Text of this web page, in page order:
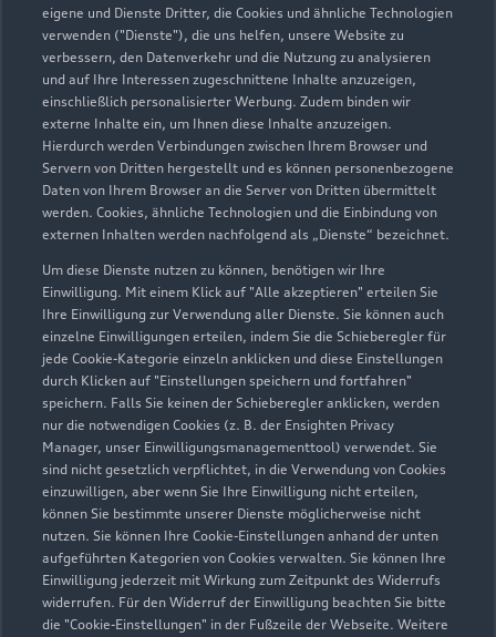
eigene und Dienste Dritter, die Cookies und ähnliche Technologien
verwenden ("Dienste"), die uns helfen, unsere Website zu
verbessern, den Datenverkehr und die Nutzung zu analysieren
und auf Ihre Interessen zugeschnittene Inhalte anzuzeigen,
einschließlich personalisierter Werbung. Zudem binden wir
externe Inhalte ein, um Ihnen diese Inhalte anzuzeigen.
Hierdurch werden Verbindungen zwischen Ihrem Browser und
Servern von Dritten hergestellt und es können personenbezogene
Daten von Ihrem Browser an die Server von Dritten übermittelt
werden. Cookies, ähnliche Technologien und die Einbindung von
externen Inhalten werden nachfolgend als „Dienste“ bezeichnet.
Um diese Dienste nutzen zu können, benötigen wir Ihre
Einwilligung. Mit einem Klick auf "Alle akzeptieren" erteilen Sie
Ihre Einwilligung zur Verwendung aller Dienste. Sie können auch
einzelne Einwilligungen erteilen, indem Sie die Schieberegler für
jede Cookie-Kategorie einzeln anklicken und diese Einstellungen
durch Klicken auf "Einstellungen speichern und fortfahren"
speichern. Falls Sie keinen der Schieberegler anklicken, werden
nur die notwendigen Cookies (z. B. der Ensighten Privacy
Manager, unser Einwilligungsmanagementtool) verwendet. Sie
sind nicht gesetzlich verpflichtet, in die Verwendung von Cookies
einzuwilligen, aber wenn Sie Ihre Einwilligung nicht erteilen,
können Sie bestimmte unserer Dienste möglicherweise nicht
nutzen. Sie können Ihre Cookie-Einstellungen anhand der unten
aufgeführten Kategorien von Cookies verwalten. Sie können Ihre
Einwilligung jederzeit mit Wirkung zum Zeitpunkt des Widerrufs
widerrufen. Für den Widerruf der Einwilligung beachten Sie bitte
die "Cookie-Einstellungen" in der Fußzeile der Webseite. Weitere
Servicepartner e-tron
Meyers Tannen 1-3
49565 Bramsche
05461 93300
info@autohaus-renzenbrink.de
Kontaktdaten herunterladen